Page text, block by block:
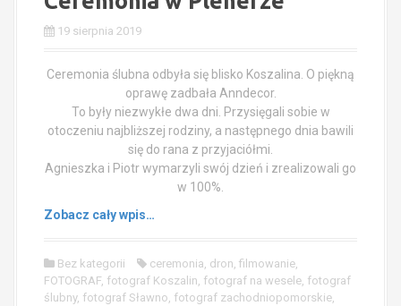
19 sierpnia 2019
Ceremonia ślubna odbyła się blisko Koszalina. O piękną
oprawę zadbała Anndecor.
To były niezwykłe dwa dni. Przysięgali sobie w
otoczeniu najbliższej rodziny, a następnego dnia bawili
się do rana z przyjaciółmi.
Agnieszka i Piotr wymarzyli swój dzień i zrealizowali go
w 100%.
Zobacz cały wpis…
Bez kategorii ceremonia, dron, filmowanie,
FOTOGRAF, fotograf Koszalin, fotograf na wesele, fotograf
ślubny, fotograf Sławno, fotograf zachodniopomorskie,